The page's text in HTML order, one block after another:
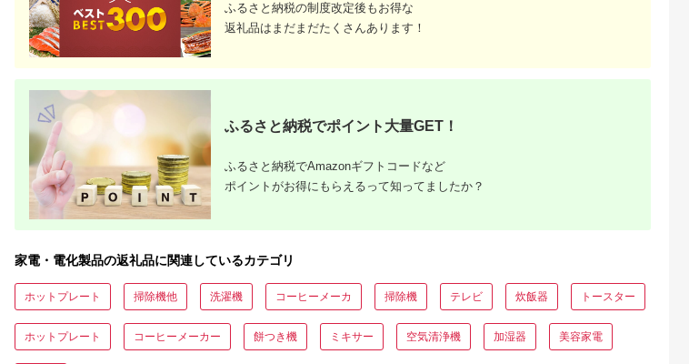
宮城県 角田市
BIGCAPA basic plus
アルカリ乾電池 単3形
LR6Bbp/12S
5.0
寄付金額:10,000円
大阪府 貝塚市
単3・4形 計20本 アル
カリ乾電池 パナソニ
5.0
寄付金額: 12,000
神奈川県 海老名市
AC充電器 PD35W
USB-C 1ポートUSB-
式プラグ 急速充電
PSE適合製品 2年保証
5.0
寄付金額:11,000
オーク調 設置作業付
ピアノ
5.0
600,000円
ル) Power
Delivery65W対応
USB-A×1ポート 合計
最大63W AC充電器
5.0
寄付金額:15,000
ミラーレス カメラ
EOS R7 ボディー キ
_0022C
寄付金額:
ふるさと納税の制度改定後もお得な
返礼品はまだまだたくさんあります！
ふるさと納税でポイント大量GET！
ふるさと納税でAmazonギフトコードなど
ポイントがお得にもらえるって知ってましたか？
家電・電化製品の返礼品に関連しているカテゴリ
ホットプレート 掃除機他 洗濯機 コーヒーメーカ 掃除機 テレビ 炊飯器 トースター
ホットプレート コーヒーメーカー 餅つき機 ミキサー 空気清浄機 加湿器 美容家電